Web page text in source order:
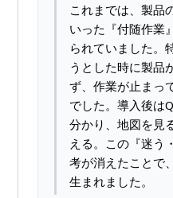
これまでは、製品
いった『付随作業
られていました。
うとした時に製品
ず、作業が止まっ
でした。導入後は
分かり、地図を見
える。この『迷う
考が消えたことで
生まれました。